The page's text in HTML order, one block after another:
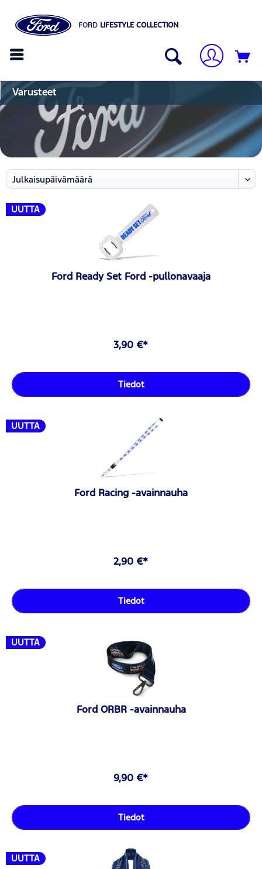
FORD LIFESTYLE COLLECTION
Varusteet
UUTTA
Ford Ready Set Ford -pullonavaaja
3,90 €*
Tiedot
UUTTA
Ford Racing -avainnauha
2,90 €*
Tiedot
UUTTA
Ford ORBR -avainnauha
9,90 €*
Tiedot
UUTTA